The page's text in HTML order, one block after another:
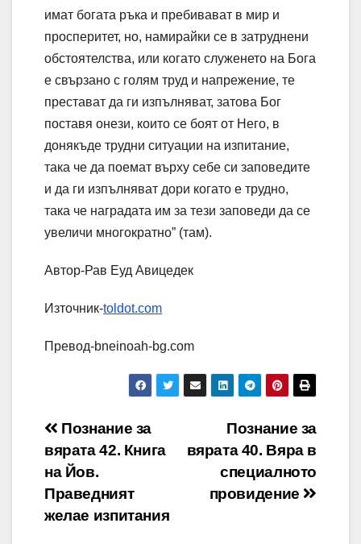
имат богата ръка и пребивават в мир и
просперитет, но, намирайки се в затруднени
обстоятелства, или когато служенето на Бога
е свързано с голям труд и напрежение, те
престават да ги изпълняват, затова Бог
поставя онези, които се боят от Него, в
донякъде трудни ситуации на изпитание,
така че да поемат върху себе си заповедите
и да ги изпълняват дори когато е трудно,
така че наградата им за тези заповеди да се
увеличи многократно” (там).
Автор-Рав Еуд Авицедек
Източник-toldot.com
Превод-bneinoah-bg.com
Навигация
Познание за
вярата 40. Вяра в
специалното
провидение
Познание за
вярата 42. Книга
на Йов.
Праведният
желае изпитания